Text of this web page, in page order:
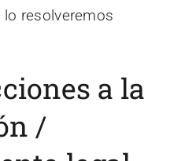
resolveremos
a la
/